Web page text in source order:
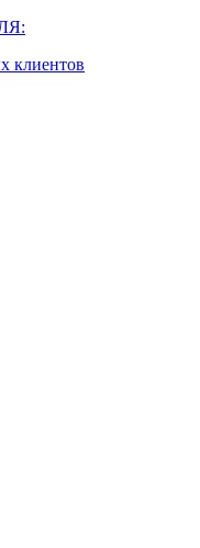
клиентов